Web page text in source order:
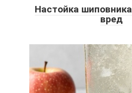
Настойка
вред